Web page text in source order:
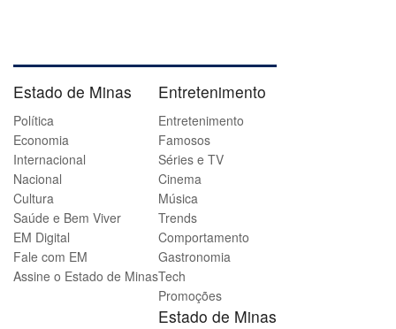
Estado de Minas
Política
Economia
Internacional
Nacional
Cultura
Saúde e Bem Viver
EM Digital
Fale com EM
Assine o Estado de Minas
Entretenimento
Entretenimento
Famosos
Séries e TV
Cinema
Música
Trends
Comportamento
Gastronomia
Tech
Promoções
Estado de Minas